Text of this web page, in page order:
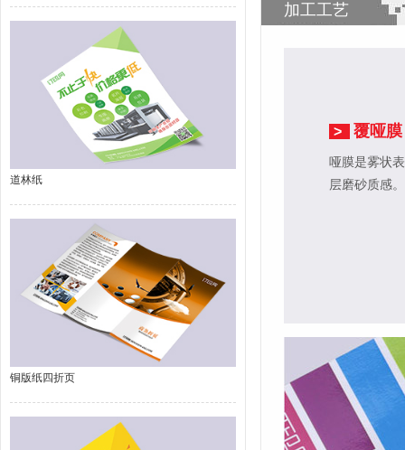
道林纸
铜版纸四折页
加工工艺
> 覆哑膜
哑膜是雾状
层磨砂质感